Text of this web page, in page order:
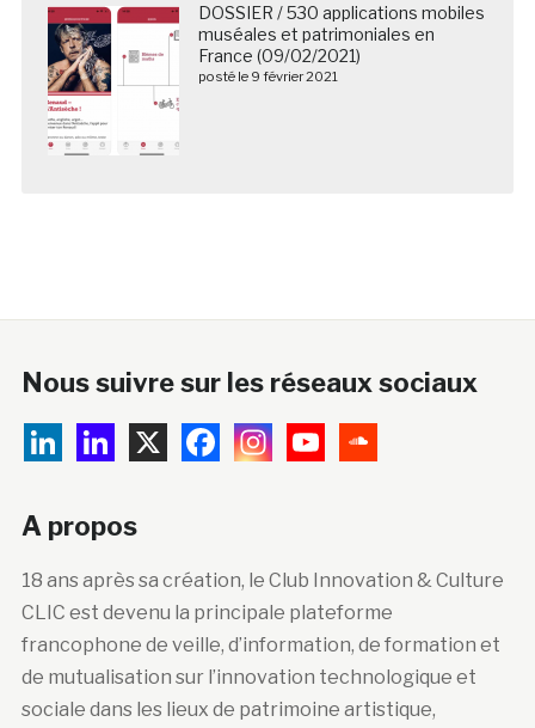
DOSSIER / 530 applications mobiles
muséales et patrimoniales en
France (09/02/2021)
posté le 9 février 2021
Nous suivre sur les réseaux sociaux
A propos
18 ans après sa création, le Club Innovation & Culture
CLIC est devenu la principale plateforme
francophone de veille, d’information, de formation et
de mutualisation sur l’innovation technologique et
sociale dans les lieux de patrimoine artistique,